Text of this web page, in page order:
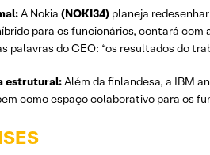
A Nokia (NOKI34) planeja
para os funcionários, contará com
palavras do CEO: “os resultados do
estrutural:Além da finlandesa, a IBM
como espaço colaborativo para os